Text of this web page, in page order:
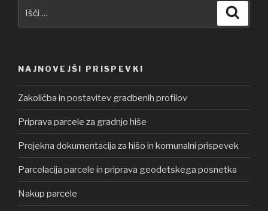
NAJNOVEJŠI PRISPEVKI
Zakoličba in postavitev gradbenih profilov
Priprava parcele za gradnjo hiše
Projekna dokumentacija za hišo in komunalni prispevek
Parcelacija parcele in priprava geodetskega posnetka
Nakup parcele